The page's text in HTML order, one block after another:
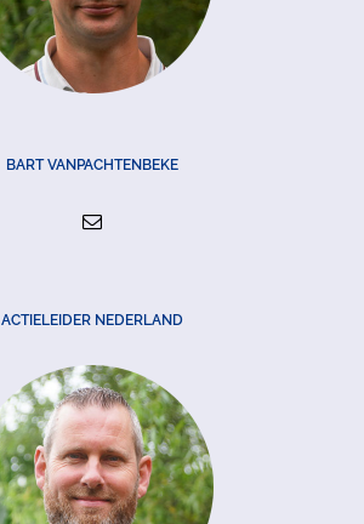
BART VANPACHTENBEKE
ACTIELEIDER NEDERLAND